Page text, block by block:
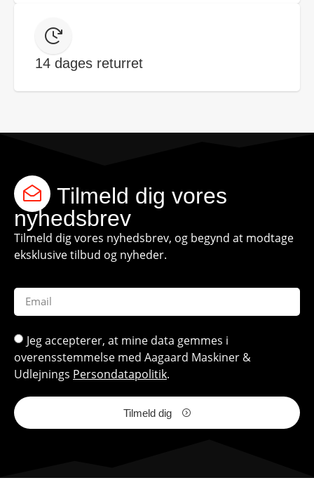
14 dages returret
Tilmeld dig vores
nyhedsbrev
Tilmeld dig vores nyhedsbrev, og begynd at modtage
eksklusive tilbud og nyheder.
Jeg accepterer, at mine data gemmes i
overensstemmelse med Aagaard Maskiner &
Udlejnings Persondatapolitik.
Tilmeld dig